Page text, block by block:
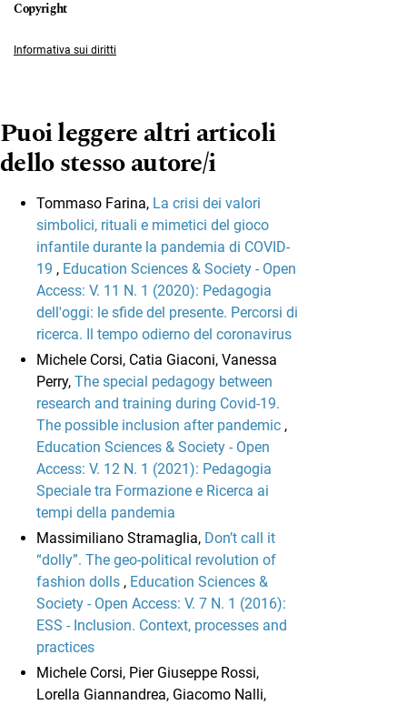
Informativa sui diritti
Puoi leggere altri articoli
dello stesso autore/i
Tommaso Farina, La crisi dei valori
simbolici, rituali e mimetici del gioco
infantile durante la pandemia di COVID-
19 , Education Sciences & Society - Open
Access: V. 11 N. 1 (2020): Pedagogia
dell'oggi: le sfide del presente. Percorsi di
ricerca. Il tempo odierno del coronavirus
Michele Corsi, Catia Giaconi, Vanessa
Perry, The special pedagogy between
research and training during Covid-19.
The possible inclusion after pandemic ,
Education Sciences & Society - Open
Access: V. 12 N. 1 (2021): Pedagogia
Speciale tra Formazione e Ricerca ai
tempi della pandemia
Massimiliano Stramaglia, Don’t call it
“dolly”. The geo-political revolution of
fashion dolls , Education Sciences &
Society - Open Access: V. 7 N. 1 (2016):
ESS - Inclusion. Context, processes and
practices
Michele Corsi, Pier Giuseppe Rossi,
Lorella Giannandrea, Giacomo Nalli,